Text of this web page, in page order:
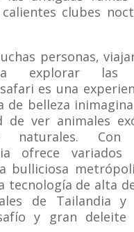
clubes
personas,
explorar las
es una
de belleza
de ver animales
naturales. Con
ofrece variados
bulliciosa
tecnología de alta
de Tailandia y
y gran deleite